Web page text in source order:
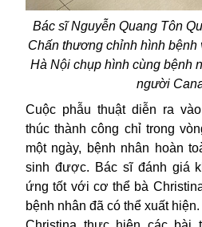
Bác sĩ Nguyễn Quang Tôn
Chấn thương chỉnh hình
Hà Nội chụp hình cùng bệnh
người
Cuộc phẫu thuậtdiễn ra vào
thúc thành công chỉ trong
một ngày, bệnh nhân hoàn
sinh được. Bác sĩ đánh giá
ứng tốt với cơ thể bà
bệnh nhân đã có thể xuất